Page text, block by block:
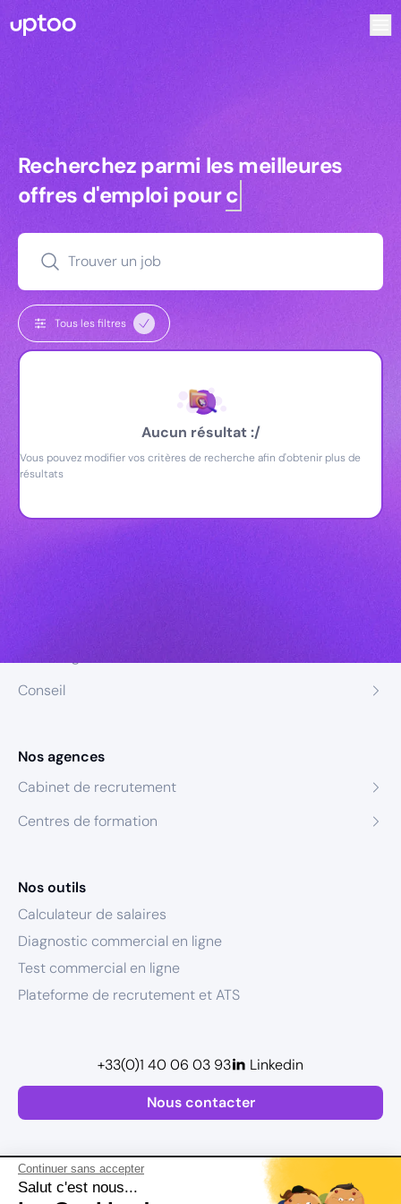
Continuer sans accepter
Salut c'est nous...
Recherchez parmi les meilleures
Recherchez parmi les meilleures
offres d'emploi pourcommerciaux
Trouver un job
Tous les filtres
Aucun résultat :/
Vous pouvez modifier vos critères de recherche afin d'obtenir plus de
résultats
Conseil
Nos agences
Cabinet de recrutement
Centres de formation
Nos outils
Calculateur de salaires
Diagnostic commercial en ligne
Test commercial en ligne
Plateforme de recrutement et ATS
Nous contacter
+33(0)1 40 06 03 93 Linkedin